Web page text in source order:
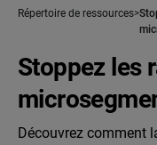
Répertoire de ressources
Stoppez les
Découvrez comment